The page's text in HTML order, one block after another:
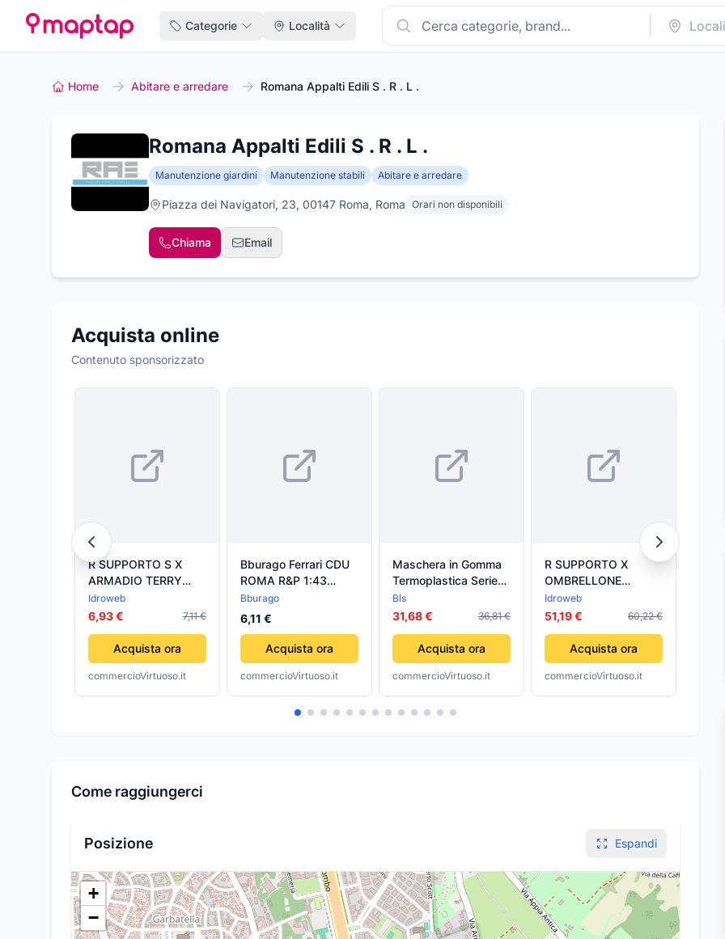
Categorie Località
Home Abitare e arredare Romana Appalti Edili S . R . L .
Romana Appalti Edili S . R . L .
Manutenzione giardini Manutenzione stabili Abitare e arredare
Piazza dei Navigatori, 23, 00147 Roma, Roma Orari non disponibili
Chiama Email
Acquista online
Contenuto sponsorizzato
R SUPPORTO S X
ARMADIO TERRY
CWOOD 2A P/S
3680- 1,0 pz
Idroweb
6,93 € 7,11 €
Acquista ora
commercioVirtuoso.it
Bburago Ferrari CDU
ROMA R&P 1:43
assortito
Bburago
6,11 €
Acquista ora
commercioVirtuoso.it
Maschera in Gomma
Termoplastica Serie
Bls 4000 Next R
Taglia S m
Bls
31,68 € 36,81 €
Acquista ora
commercioVirtuoso.it
R SUPPORTO X
OMBRELLONE
ROMA- 1,0 pz
Idroweb
51,19 € 60,22 €
Acquista ora
commercioVirtuoso.it
Come raggiungerci
Posizione Espandi
+
−